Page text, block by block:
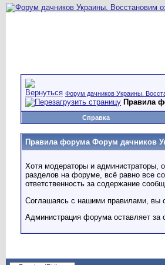
Форум дачников Украины.
Правила
Справка
Правила форума Форум дачников
Хотя модераторы и администраторы,
разделов на форуме, всё равно все
ответственность за содержание
Соглашаясь с нашими правилами, вы
Администрация форума оставляет за